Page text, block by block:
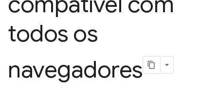
todos os
navegadores